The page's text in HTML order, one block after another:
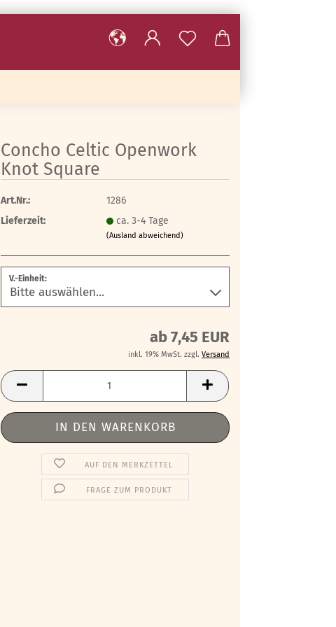
Concho Celtic Openwork
Knot Square
Art.Nr.:
1286
Lieferzeit:
ca. 3-4 Tage
(Ausland abweichend)
V.-Einheit:
ab 7,45 EUR
inkl. 19% MwSt. zzgl. Versand
AUF DEN MERKZETTEL
FRAGE ZUM PRODUKT